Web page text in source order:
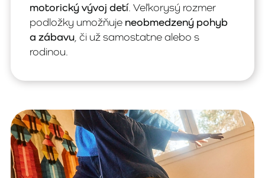
motorický vývoj detí. Veľkorysý rozmer
podložky umožňuje neobmedzený pohyb
a zábavu , či už samostatne alebo s
rodinou.